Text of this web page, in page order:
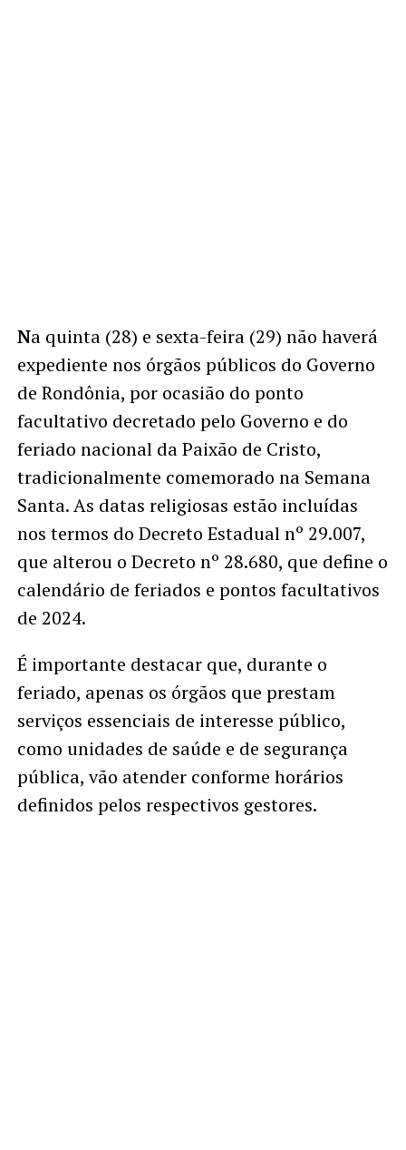
Na quinta (28) e sexta-feira (29) não haverá
expediente nos órgãos públicos do Governo
de Rondônia, por ocasião do ponto
facultativo decretado pelo Governo e do
feriado nacional da Paixão de Cristo,
tradicionalmente comemorado na Semana
Santa. As datas religiosas estão incluídas
nos termos do Decreto Estadual nº 29.007,
que alterou o Decreto nº 28.680, que define o
calendário de feriados e pontos facultativos
de 2024.
É importante destacar que, durante o
feriado, apenas os órgãos que prestam
serviços essenciais de interesse público,
como unidades de saúde e de segurança
pública, vão atender conforme horários
definidos pelos respectivos gestores.